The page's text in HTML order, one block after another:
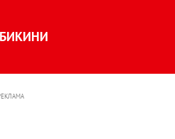
БИКИНИ